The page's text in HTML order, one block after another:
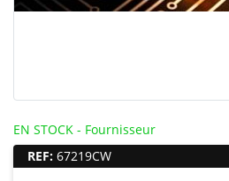
EN STOCK - Fournisseur
REF: 67219CW